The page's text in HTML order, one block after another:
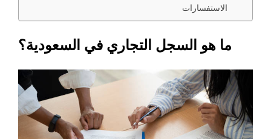
الاستفسارات
ما هو السجل التجاري في السعودية؟